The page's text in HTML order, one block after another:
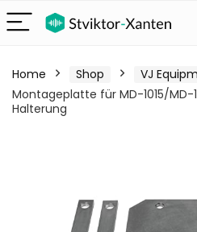
Home Shop VJ
Montageplatte für MD-1015/MD-
Halterung